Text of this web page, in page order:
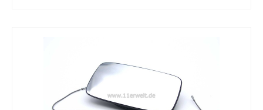
Nr. 92880314300, 928 803 143 00